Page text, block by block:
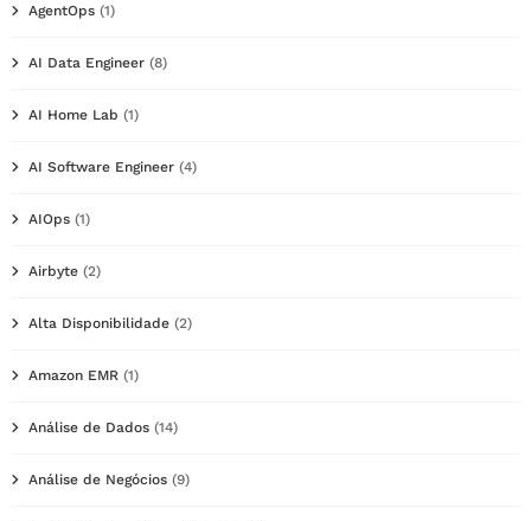
AgentOps (1)
AI Data Engineer (8)
AI Home Lab (1)
AI Software Engineer (4)
AIOps (1)
Airbyte (2)
Alta Disponibilidade (2)
Amazon EMR (1)
Análise de Dados (14)
Análise de Negócios (9)